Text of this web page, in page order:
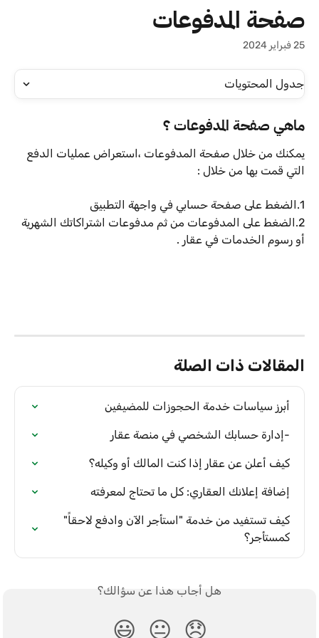
تخط وانتقل إلى المحتوى الرئيسي
صفحة المدفوعات
25 فبراير 2024
جدول المحتويات
ماهي صفحة المدفوعات ؟
يمكنك من خلال صفحة المدفوعات ،استعراض عمليات الدفع
التي قمت بها من خلال :
1.الضغط على صفحة حسابي في واجهة التطبيق
2.الضغط على المدفوعات من ثم مدفوعات اشتراكاتك الشهرية
أو رسوم الخدمات في عقار .
المقالات ذات الصلة
أبرز سياسات خدمة الحجوزات للمضيفين
-إدارة حسابك الشخصي في منصة عقار
كيف أعلن عن عقار إذا كنت المالك أو وكيله؟
إضافة إعلانك العقاري: كل ما تحتاج لمعرفته
كيف تستفيد من خدمة "استأجر الآن وادفع لاحقاً"
كمستأجر؟
هل أجاب هذا عن سؤالك؟
😞
😐
😃